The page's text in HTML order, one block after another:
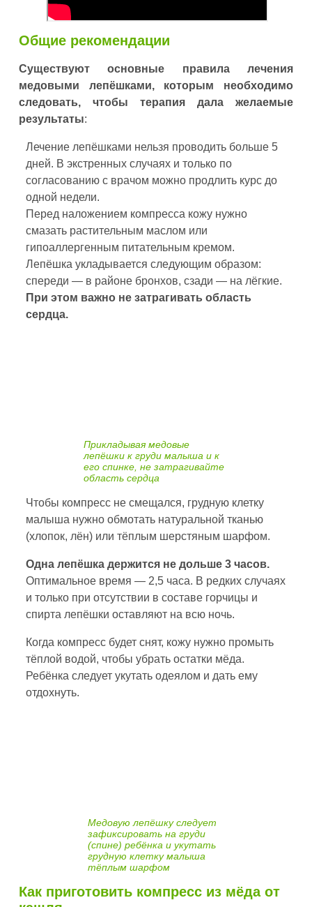
Общие рекомендации
Существуют основные правила лечения
медовыми лепёшками, которым необходимо
следовать, чтобы терапия дала желаемые
результаты:
Лечение лепёшками нельзя проводить больше 5
дней. В экстренных случаях и только по
согласованию с врачом можно продлить курс до
одной недели.
Перед наложением компресса кожу нужно
смазать растительным маслом или
гипоаллергенным питательным кремом.
Лепёшка укладывается следующим образом:
спереди — в районе бронхов, сзади — на лёгкие.
При этом важно не затрагивать область
сердца.
Прикладывая медовые
лепёшки к груди малыша и к
его спинке, не затрагивайте
область сердца
Чтобы компресс не смещался, грудную клетку
малыша нужно обмотать натуральной тканью
(хлопок, лён) или тёплым шерстяным шарфом.
Одна лепёшка держится не дольше 3 часов.
Оптимальное время — 2,5 часа. В редких случаях
и только при отсутствии в составе горчицы и
спирта лепёшки оставляют на всю ночь.
Когда компресс будет снят, кожу нужно промыть
тёплой водой, чтобы убрать остатки мёда.
Ребёнка следует укутать одеялом и дать ему
отдохнуть.
Медовую лепёшку следует
зафиксировать на груди
(спине) ребёнка и укутать
грудную клетку малыша
тёплым шарфом
Как приготовить компресс из мёда от